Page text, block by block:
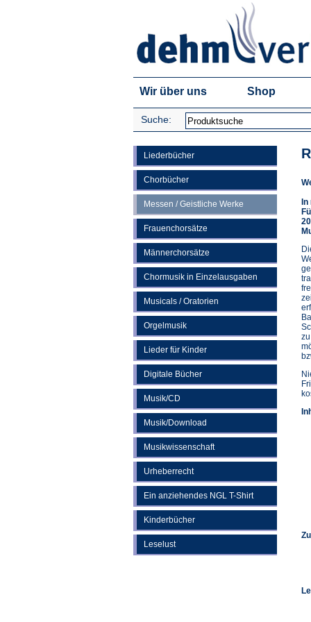
Wir über uns Shop
Suche:
Liederbücher
Chorbücher
Messen / Geistliche Werke
Frauenchorsätze
Männerchorsätze
Chormusik in Einzelausgaben
Musicals / Oratorien
Orgelmusik
Lieder für Kinder
Digitale Bücher
Musik/CD
Musik/Download
Musikwissenschaft
Urheberrecht
Ein anziehendes NGL T-Shirt
Kinderbücher
Leselust